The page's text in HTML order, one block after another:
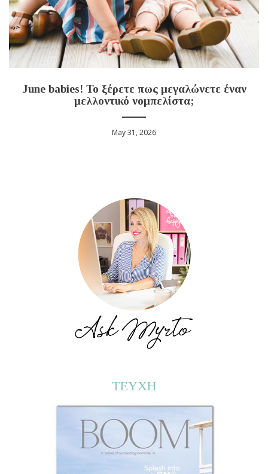
June babies! Το ξέρετε πως μεγαλώνετε έναν
μελλοντικό νομπελίστα;
May 31, 2026
ΤΕΥΧΗ